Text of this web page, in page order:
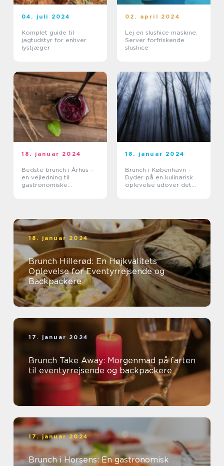
04. juli 2024
Komplet guide til
jagtudstyr for enhver
lystjæger
02. april 2024
Lej en slushice maskine:
Server forfriskende
slushice
18. januar 2024
Bedste brunch i Århus –
en vejledning til
gastronomiske
18. januar 2024
Brunch i København –
Byder på en kulinarisk
oplevelse udover det
18. januar 2024
Brunch Hillerød: En Højkvalitets
Oplevelse for Eventyrrejsende og
Backpackere
17. januar 2024
Brunch Take Away: Morgenmad på farten
til eventyrrejsende og backpackere
17. januar 2024
Brunch i Horsens: En gastronomisk